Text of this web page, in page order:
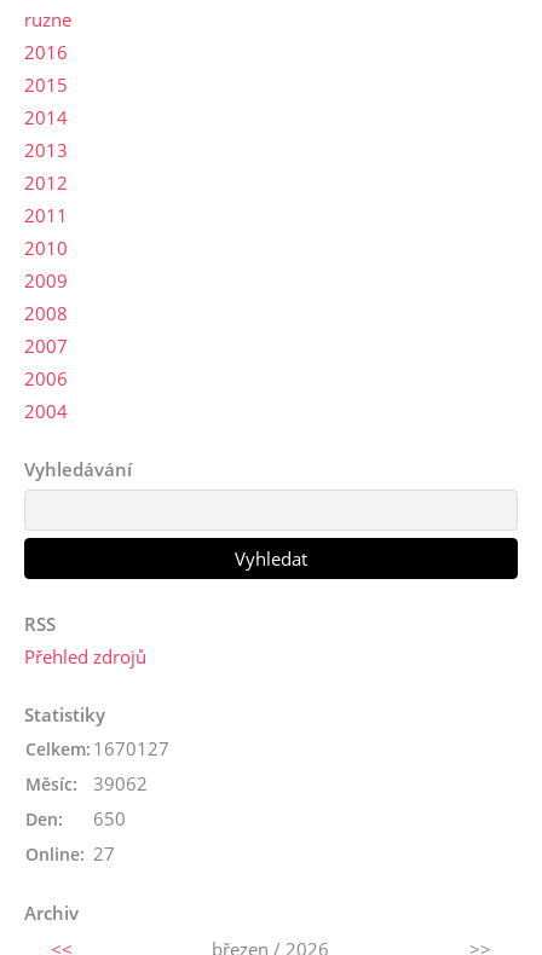
ruzne
2016
2015
2014
2013
2012
2011
2010
2009
2008
2007
2006
2004
Vyhledávání
RSS
Přehled zdrojů
Statistiky
Online: 27
Celkem: 1670127
Měsíc: 39062
Den: 650
Archiv
<<
březen / 2026 >>